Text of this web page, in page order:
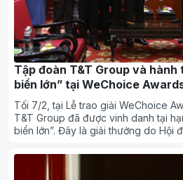
Tập đoàn T&T Group và hành
biển lớn” tại WeChoice
Tối 7/2, tại Lễ trao giải WeChoice
T&T Group đã được vinh danh tại
biển lớn”. Đây là giải thưởng do Hội
nghiệp Việt Nam có nội lực phát
thân và đóng góp thiết thực cho sự